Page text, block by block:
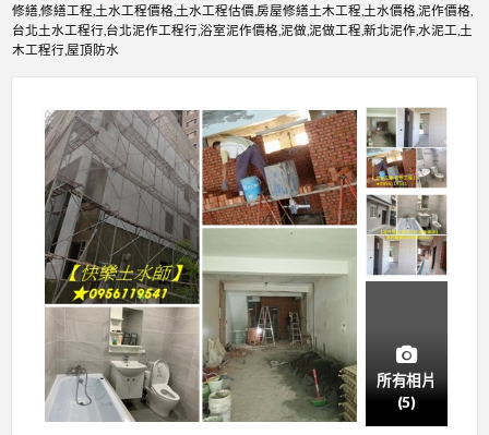
修繕,修繕工程,土水工程價格,土水工程估價,房屋修繕土木工程,土水價格,泥作價格,
台北土水工程行,台北泥作工程行,浴室泥作價格,泥做,泥做工程,新北泥作,水泥工,土
木工程行,屋頂防水
所有相片
(5)